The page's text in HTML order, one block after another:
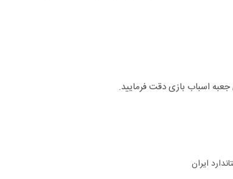
اسباب بازی دقت فرمایید.
ایران